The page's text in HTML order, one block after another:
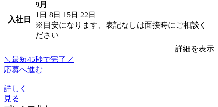
入社日
9月
1日 8日 15日 22日
※目安になります、表記なしは面接時にご相談く
ださい
詳細を表示
＼最短45秒で完了／
応募へ進む
詳しく
見る